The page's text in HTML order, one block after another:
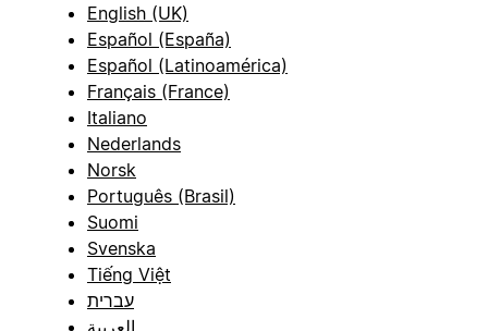
English (UK)
Español (España)
Español (Latinoamérica)
Français (France)
Italiano
Nederlands
Norsk
Português (Brasil)
Suomi
Svenska
Tiếng Việt
עברית